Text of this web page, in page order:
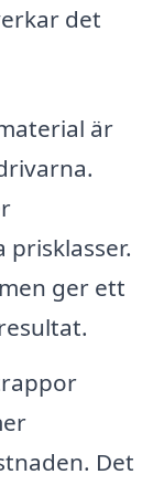
det
är
ger ett
Det